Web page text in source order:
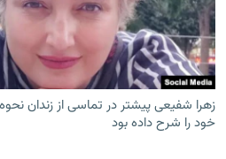
زهرا شفیعی پیشتر در تماسی از زندان
خود را شرح داده بود